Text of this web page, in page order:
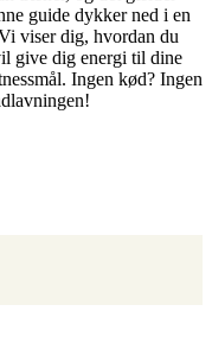
guide dykker ned i en
viser dig, hvordan du
give dig energi til dine
Ingen kød? Ingen